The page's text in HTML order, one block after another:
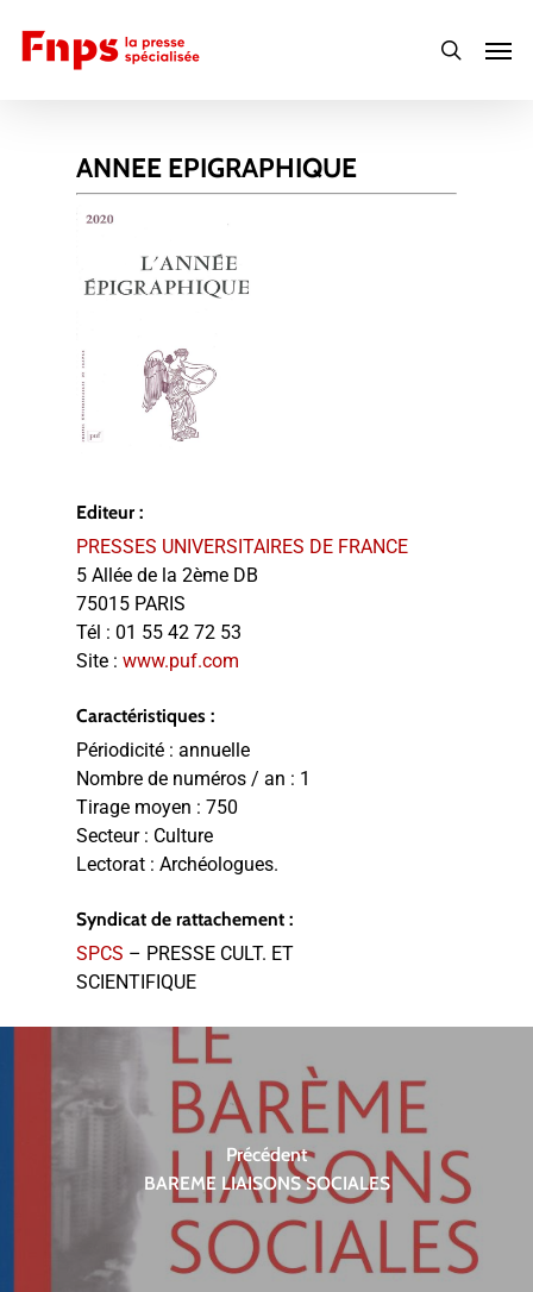
main
search
ANNEE EPIGRAPHIQUE
Editeur :
PRESSES UNIVERSITAIRES DE FRANCE
5 Allée de la 2ème DB
75015 PARIS
Tél : 01 55 42 72 53
Site : www.puf.com
Caractéristiques :
Périodicité : annuelle
Nombre de numéros / an : 1
Tirage moyen : 750
Secteur : Culture
Lectorat : Archéologues.
Syndicat de rattachement :
SPCS – PRESSE CULT. ET
SCIENTIFIQUE
Précédent
BAREME LIAISONS SOCIALES